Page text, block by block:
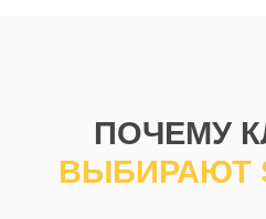
ПОЧЕМУ
ВЫБИРАЮТ